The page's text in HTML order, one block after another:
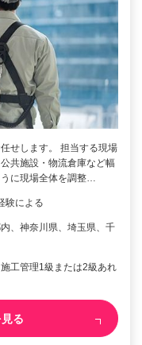
せします。 担当する現場
共施設・物流倉庫など幅
に現場全体を調整…
による
、神奈川県、埼玉県、千
工管理1級または2級あれ
る